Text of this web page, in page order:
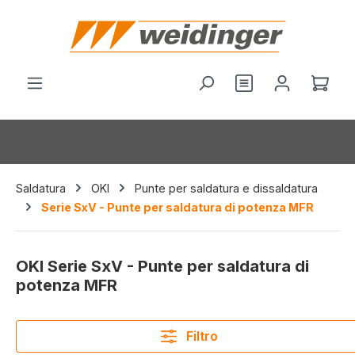
principale
Hai 0 articoliIl
Saldatura OKI
Punte per saldatura e dissaldatura
Serie SxV - Punte per saldatura di potenza MFR
OKI Serie SxV - Punte per saldatura di
potenza MFR
Filtro